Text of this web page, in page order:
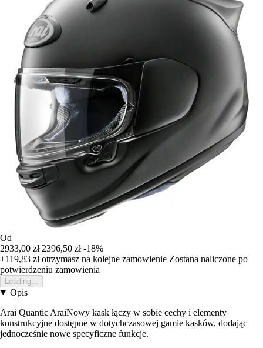
Od
2933,00 zł 2396,50 zł -18%
+119,83 złotrzymasz na kolejne zamowienie Zostana naliczone po
potwierdzeniu zamowienia
Loading...
Opis
Arai Quantic AraiNowy kask łączy w sobie cechy i elementy
konstrukcyjne dostępne w dotychczasowej gamie kasków, dodając
jednocześnie nowe specyficzne funkcje.